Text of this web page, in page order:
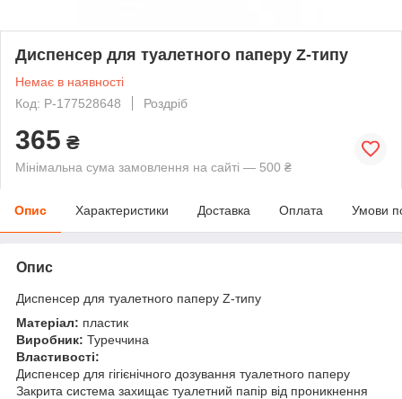
Диспенсер для туалетного паперу Z-типу
Немає в наявності
Код: P-177528648
Роздріб
365 ₴
Мінімальна сума замовлення на сайті — 500 ₴
Опис Характеристики Доставка Оплата Умови
Опис
Диспенсер для туалетного паперу Z-типу
Матеріал: пластик
Виробник: Туреччина
Властивості:
Диспенсер для гігієнічного дозування туалетного паперу
Закрита система захищає туалетний папір від проникнення